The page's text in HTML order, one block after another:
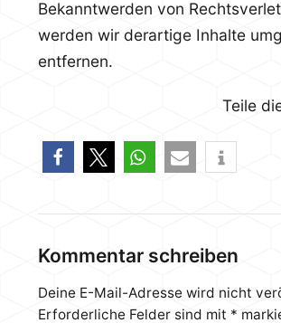
Bekanntwerden von
werden wir derartige Inhalte
entfernen.
Teile
Kommentar schreiben
Deine E-Mail-Adresse wird nicht
Erforderliche Felder sind mit *